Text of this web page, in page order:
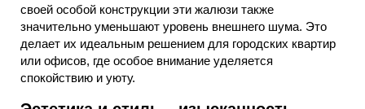
своей особой конструкции эти жалюзи также
значительно уменьшают уровень внешнего шума. Это
делает их идеальным решением для городских квартир
или офисов, где особое внимание уделяется
спокойствию и уюту.